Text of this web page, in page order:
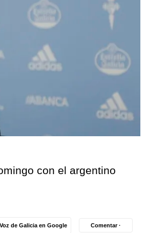
con el argentino
de Galicia en Google Comentar ·